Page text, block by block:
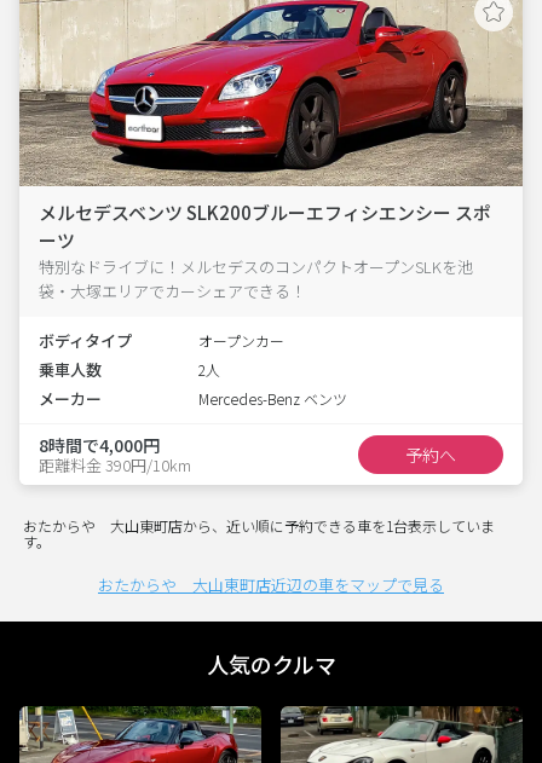
メルセデスベンツ SLK200ブルーエフィシエンシー スポ
ーツ
特別なドライブに！メルセデスのコンパクトオープンSLKを池
袋・大塚エリアでカーシェアできる！
ボディタイプ オープンカー
乗車人数 2人
メーカー Mercedes-Benz ベンツ
8時間で4,000円
距離料金 390円/10km 予約へ
おたからや 大山東町店から、近い順に予約できる車を1台表示していま
す。
おたからや 大山東町店近辺の車をマップで見る
人気のクルマ